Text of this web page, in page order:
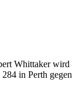
Whittaker wird
in Perth gegen